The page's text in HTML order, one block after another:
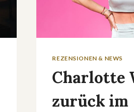
REZENSIONEN & NEWS
Charlotte
zurück im